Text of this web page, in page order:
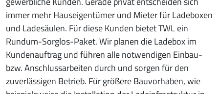
immer mehr Hauseigentümer und Mieter für Ladeboxen
und Ladesäulen. Für diese Kunden bietet TWL ein
Rundum-Sorglos-Paket. Wir planen die Ladebox im
Kundenauftrag und führen alle notwendigen Einbau-
bzw. Anschlussarbeiten durch und sorgen für den
zuverlässigen Betrieb. Für größere Bauvorhaben, wie